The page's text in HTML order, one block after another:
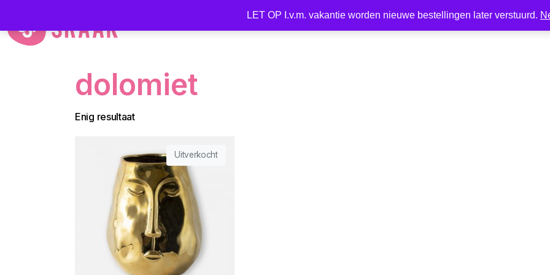
LET OP I.v.m. vakantie worden nieuwe bestellingen later verstuurd.
Nieuw LED Kaarsen Kaarshouder Wonen
dolomiet
Enig resultaat
Uitverkocht